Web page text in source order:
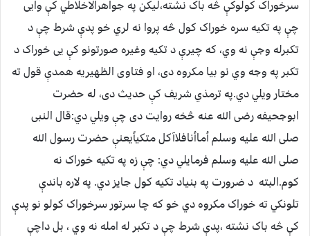
سرخوراک کولوکې څه باک نشته،لیکن په جواهرالاخلاطي کې وایی
چې په تکیه سره خوراک کول څه پروا نه لري خو پدې شرط چې د
تکبرله وجې نه وي، که چیرې د تکیه وغیره صورتونو کې یی خوراک د
تکبر په وجه وي نو بیا مکروه دی، او فتاوی الظهیریه همدې قول ته
مختار ویلي دي.په ترمذي شریف کې حدیث دی، له حضرت
ابوجحیفه رضی الله عنه څخه روایت دی چې ویلي دي:قال النبی
صلی الله علیه وسلم أماأنافلاآکل متکیاًیعنې حضرت رسول الله
صلی الله علیه وسلم فرمایلي دي: چې زه په تکیه خوراک نه
کوم.البته د ضرورت په بنیاد تکیه کول جایز دي. په لاره باندې
تلونکي ته خوراک مکروه دي خو که چا سرتور سرخوراک کولو نو پدې
کې څه باک نشته ،پدې شرط چې د تکبر له امله نه وي ، بل داچې